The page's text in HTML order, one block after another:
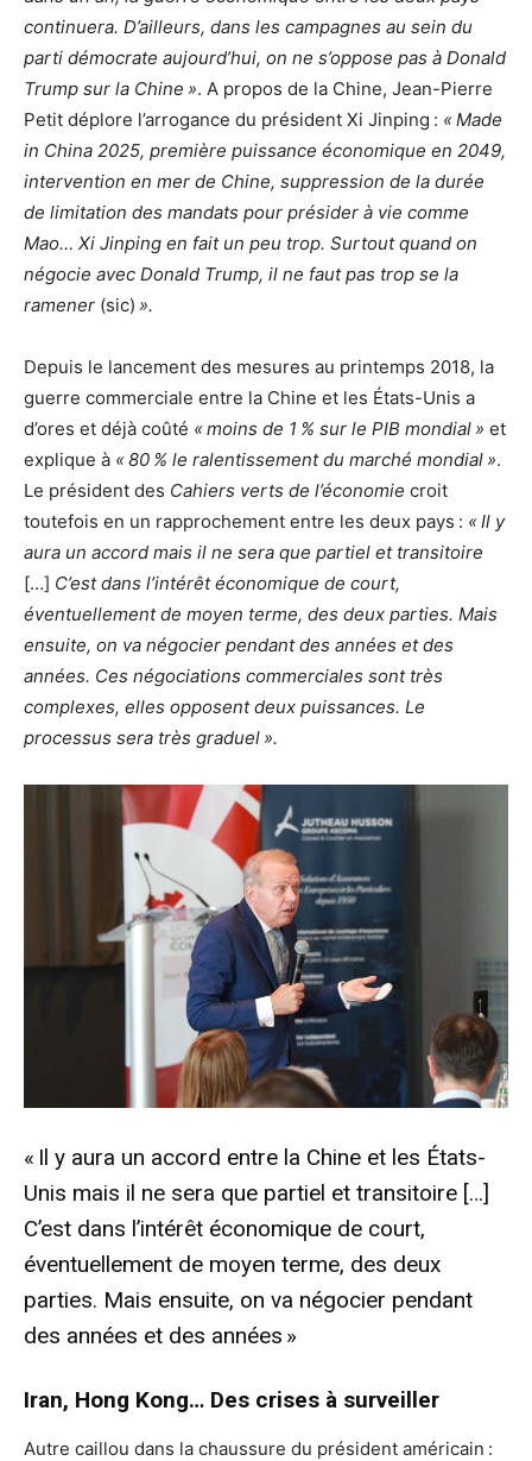
continuera. D’ailleurs, dans les campagnes au sein du
parti démocrate aujourd’hui, on ne s’oppose pas à Donald
Trump sur la Chine ». A propos de la Chine, Jean-Pierre
Petit déplore l’arrogance du président Xi Jinping : « Made
in China 2025, première puissance économique en 2049,
intervention en mer de Chine, suppression de la durée
de limitation des mandats pour présider à vie comme
Mao… Xi Jinping en fait un peu trop. Surtout quand on
négocie avec Donald Trump, il ne faut pas trop se la
ramener (sic) ».
Depuis le lancement des mesures au printemps 2018, la
guerre commerciale entre la Chine et les États-Unis a
d’ores et déjà coûté « moins de 1 % sur le PIB mondial » et
explique à « 80 % le ralentissement du marché mondial ».
Le président des Cahiers verts de l’économie croit
toutefois en un rapprochement entre les deux pays : « Il y
aura un accord mais il ne sera que partiel et transitoire
[…] C’est dans l’intérêt économique de court,
éventuellement de moyen terme, des deux parties. Mais
ensuite, on va négocier pendant des années et des
années. Ces négociations commerciales sont très
complexes, elles opposent deux puissances. Le
processus sera très graduel ».
« Il y aura un accord entre la Chine et les États-
Unis mais il ne sera que partiel et transitoire […]
C’est dans l’intérêt économique de court,
éventuellement de moyen terme, des deux
parties. Mais ensuite, on va négocier pendant
des années et des années »
Iran, Hong Kong… Des crises à surveiller
Autre caillou dans la chaussure du président américain :